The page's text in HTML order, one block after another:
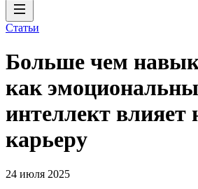
Статьи
Больше чем
как
интеллект влияет
карьеру
24 июля 2025